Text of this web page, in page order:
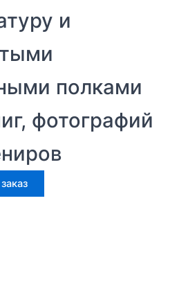
и
полками
фотографий